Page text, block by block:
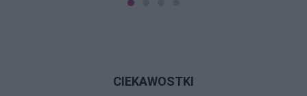
CIEKAWOSTKI